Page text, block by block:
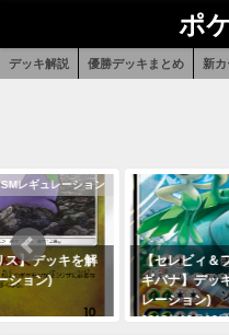
ポ
デッキ解説 優勝デッキまとめ 新
SMレギュレーション
ス】デッキを解
ション)
【セレビィ＆
ギバナ】デッ
レーション)
2018年12月12日